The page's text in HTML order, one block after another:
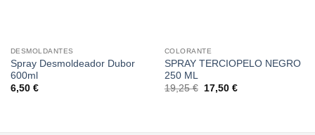
DESMOLDANTES
Spray Desmoldeador Dubor
600ml
6,50 €
COLORANTE
SPRAY TERCIOPELO NEGRO
250 ML
19,25€
El
17,50 €El